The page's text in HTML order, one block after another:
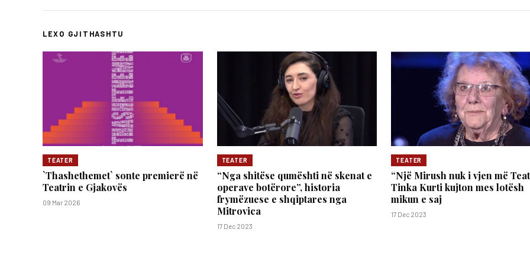
LEXO GJITHASHTU
TEATER
`Thashethemet` sonte premierë në
Teatrin e Gjakovës
09 Mar 2026
TEATER
“Nga shitëse qumështi në skenat e
operave botërore”, historia
frymëzuese e shqiptares nga
Mitrovica
17 Dec 2023
TEATER
“Një Mirush nuk i vjen më
Tinka Kurti kujton mes lotësh
mikun e saj
17 Dec 2023